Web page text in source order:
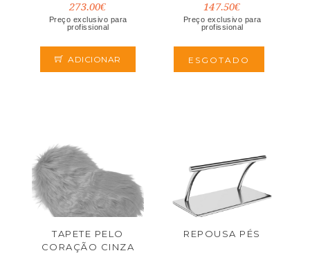
273.00€
Preço exclusivo para
profissional
ADICIONAR
147.50€
Preço exclusivo para
profissional
ESGOTADO
TAPETE PELO
CORAÇÃO CINZA
REPOUSA PÉS